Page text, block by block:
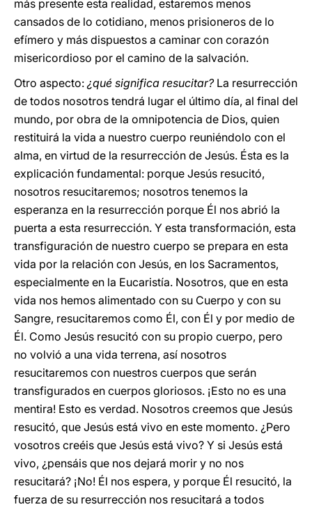
más presente esta realidad, estaremos menos
cansados de lo cotidiano, menos prisioneros de lo
efímero y más dispuestos a caminar con corazón
misericordioso por el camino de la salvación.
Otro aspecto: ¿qué significa resucitar?La resurrección
de todos nosotros tendrá lugar el último día, al final del
mundo, por obra de la omnipotencia de Dios, quien
restituirá la vida a nuestro cuerpo reuniéndolo con el
alma, en virtud de la resurrección de Jesús. Ésta es la
explicación fundamental: porque Jesús resucitó,
nosotros resucitaremos; nosotros tenemos la
esperanza en la resurrección porque Él nos abrió la
puerta a esta resurrección. Y esta transformación, esta
transfiguración de nuestro cuerpo se prepara en esta
vida por la relación con Jesús, en los Sacramentos,
especialmente en la Eucaristía. Nosotros, que en esta
vida nos hemos alimentado con su Cuerpo y con su
Sangre, resucitaremos como Él, con Él y por medio de
Él. Como Jesús resucitó con su propio cuerpo, pero
no volvió a una vida terrena, así nosotros
resucitaremos con nuestros cuerpos que serán
transfigurados en cuerpos gloriosos. ¡Esto no es una
mentira! Esto es verdad. Nosotros creemos que Jesús
resucitó, que Jesús está vivo en este momento. ¿Pero
vosotros creéis que Jesús está vivo? Y si Jesús está
vivo, ¿pensáis que nos dejará morir y no nos
resucitará? ¡No! Él nos espera, y porque Él resucitó, la
fuerza de su resurrección nos resucitará a todos